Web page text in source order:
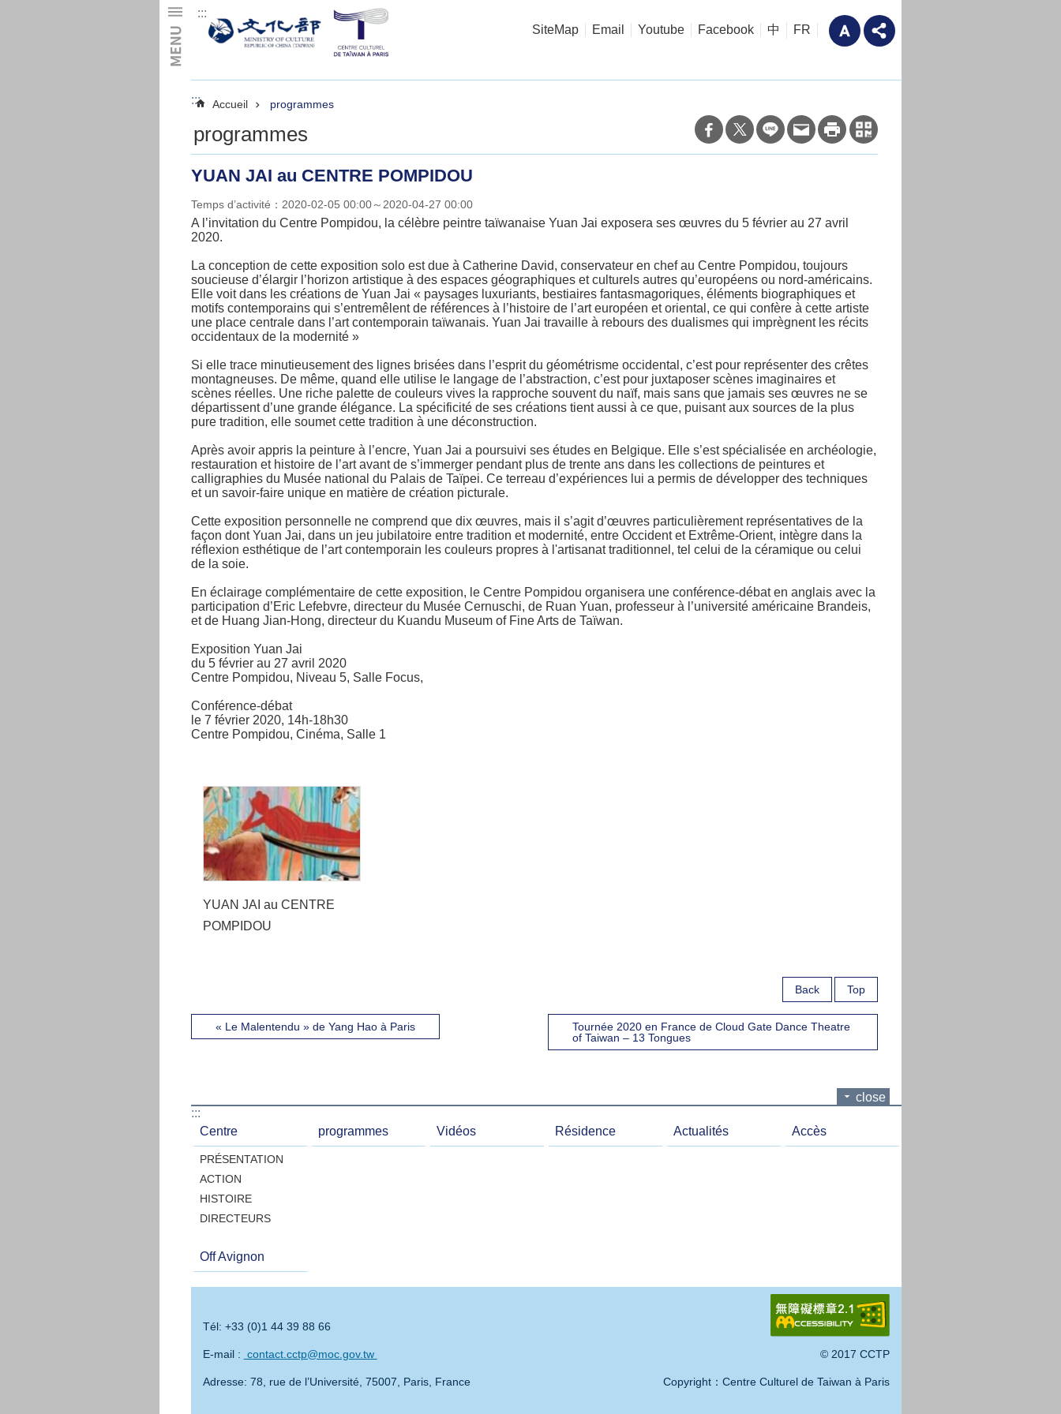
:::
SiteMap
Email Youtube Facebook 中 FR
::: Accueil programmes
programmes
YUAN JAI au CENTRE POMPIDOU
Temps d’activité：2020-02-05 00:00～2020-04-27 00:00
A l’invitation du Centre Pompidou, la célèbre peintre taïwanaise Yuan Jai exposera ses œuvres du 5 février au 27 avril
2020.
La conception de cette exposition solo est due à Catherine David, conservateur en chef au Centre Pompidou, toujours
soucieuse d’élargir l’horizon artistique à des espaces géographiques et culturels autres qu’européens ou nord-américains.
Elle voit dans les créations de Yuan Jai « paysages luxuriants, bestiaires fantasmagoriques, éléments biographiques et
motifs contemporains qui s’entremêlent de références à l’histoire de l’art européen et oriental, ce qui confère à cette artiste
une place centrale dans l’art contemporain taïwanais. Yuan Jai travaille à rebours des dualismes qui imprègnent les récits
occidentaux de la modernité »
Si elle trace minutieusement des lignes brisées dans l’esprit du géométrisme occidental, c’est pour représenter des crêtes
montagneuses. De même, quand elle utilise le langage de l’abstraction, c’est pour juxtaposer scènes imaginaires et
scènes réelles. Une riche palette de couleurs vives la rapproche souvent du naïf, mais sans que jamais ses œuvres ne se
départissent d’une grande élégance. La spécificité de ses créations tient aussi à ce que, puisant aux sources de la plus
pure tradition, elle soumet cette tradition à une déconstruction.
Après avoir appris la peinture à l’encre, Yuan Jai a poursuivi ses études en Belgique. Elle s’est spécialisée en archéologie,
restauration et histoire de l’art avant de s’immerger pendant plus de trente ans dans les collections de peintures et
calligraphies du Musée national du Palais de Taïpei. Ce terreau d’expériences lui a permis de développer des techniques
et un savoir-faire unique en matière de création picturale.
Cette exposition personnelle ne comprend que dix œuvres, mais il s’agit d’œuvres particulièrement représentatives de la
façon dont Yuan Jai, dans un jeu jubilatoire entre tradition et modernité, entre Occident et Extrême-Orient, intègre dans la
réflexion esthétique de l’art contemporain les couleurs propres à l'artisanat traditionnel, tel celui de la céramique ou celui
de la soie.
En éclairage complémentaire de cette exposition, le Centre Pompidou organisera une conférence-débat en anglais avec la
participation d’Eric Lefebvre, directeur du Musée Cernuschi, de Ruan Yuan, professeur à l’université américaine Brandeis,
et de Huang Jian-Hong, directeur du Kuandu Museum of Fine Arts de Taïwan.
Exposition Yuan Jai
du 5 février au 27 avril 2020
Centre Pompidou, Niveau 5, Salle Focus,
Conférence-débat
le 7 février 2020, 14h-18h30
Centre Pompidou, Cinéma, Salle 1
YUAN JAI au CENTRE
POMPIDOU
Back Top
« Le Malentendu » de Yang Hao à Paris
Tournée 2020 en France de Cloud Gate Dance Theatre
of Taiwan – 13 Tongues
close
:::
Centre
PRÉSENTATION
ACTION
HISTOIRE
DIRECTEURS
programmes Vidéos Résidence Actualités Accès
Off Avignon
Tél: +33 (0)1 44 39 88 66
E-mail : contact.cctp@moc.gov.tw
Adresse: 78, rue de l’Université, 75007, Paris, France
© 2017 CCTP
Copyright：Centre Culturel de Taiwan à Paris